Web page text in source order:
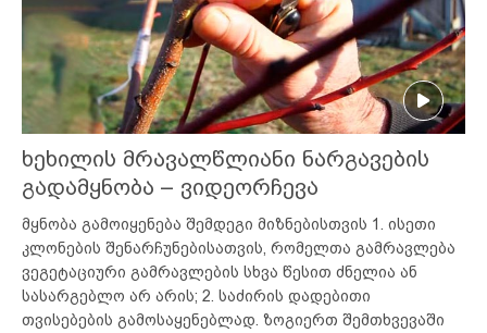
ხეხილის მრავალწლიანი ნარგავების
გადამყნობა – ვიდეორჩევა
მყნობა გამოიყენება შემდეგი მიზნებისთვის 1. ისეთი
კლონების შენარჩუნებისათვის, რომელთა გამრავლება
ვეგეტაციური გამრავლების სხვა წესით ძნელია ან
სასარგებლო არ არის; 2. საძირის დადებითი
თვისებების გამოსაყენებლად. ზოგიერთ შემთხვევაში